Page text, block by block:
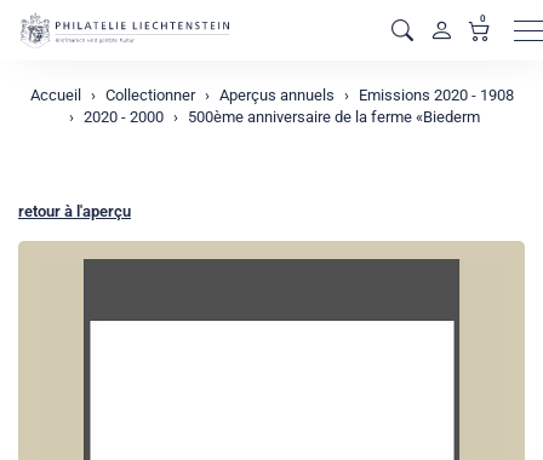
0
Accueil Collectionner Aperçus annuels
Emissions 2020 - 1908
2020 - 2000
500ème anniversaire de la ferme «Biederm
retour à l'aperçu